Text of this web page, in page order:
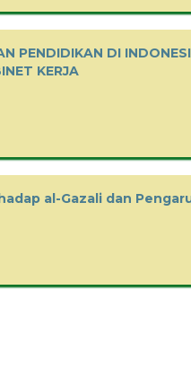
PENDIDIKAN DI
KERJA
al-Gazali dan